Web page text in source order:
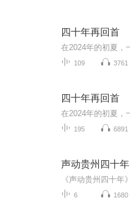
四十年再回首
109 3761
四十年再回首
195 6891
声动贵州四十年
6 1680